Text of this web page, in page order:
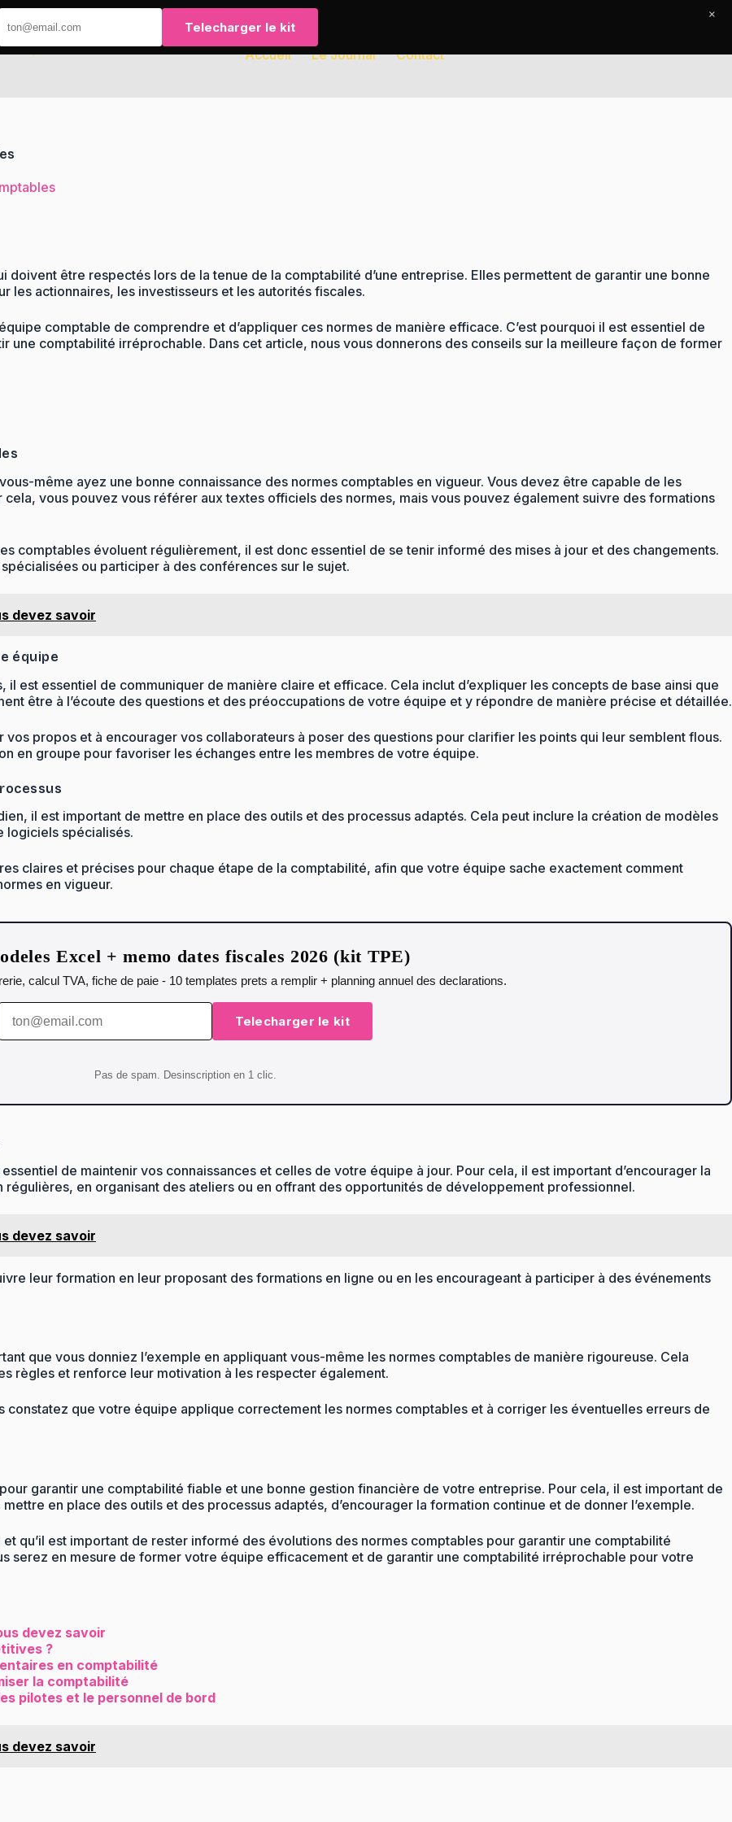
Accueil Le Journal Contact
être respectés lors de la tenue de la comptabilité d’une entreprise. Elles permettent de garantir une bonne
actionnaires, les investisseurs et les autorités fiscales.
comptable de comprendre et d’appliquer ces normes de manière efficace. C’est pourquoi il est essentiel de
comptabilité irréprochable. Dans cet article, nous vous donnerons des conseils sur la meilleure façon de former
même ayez une bonne connaissance des normes comptables en vigueur. Vous devez être capable de les
vous pouvez vous référer aux textes officiels des normes, mais vous pouvez également suivre des formations
comptables évoluent régulièrement, il est donc essentiel de se tenir informé des mises à jour et des changements.
ou participer à des conférences sur le sujet.
devez savoir
équipe
est essentiel de communiquer de manière claire et efficace. Cela inclut d’expliquer les concepts de base ainsi que
être à l’écoute des questions et des préoccupations de votre équipe et y répondre de manière précise et détaillée.
propos et à encourager vos collaborateurs à poser des questions pour clarifier les points qui leur semblent flous.
en groupe pour favoriser les échanges entre les membres de votre équipe.
il est important de mettre en place des outils et des processus adaptés. Cela peut inclure la création de modèles
logiciels spécialisés.
claires et précises pour chaque étape de la comptabilité, afin que votre équipe sache exactement comment
en vigueur.
Excel + memo dates fiscales 2026 (kit TPE)
calcul TVA, fiche de paie - 10 templates prets a remplir + planning annuel des declarations.
Telecharger le kit
Pas de spam. Desinscription en 1 clic.
de maintenir vos connaissances et celles de votre équipe à jour. Pour cela, il est important d’encourager la
en organisant des ateliers ou en offrant des opportunités de développement professionnel.
devez savoir
leur formation en leur proposant des formations en ligne ou en les encourageant à participer à des événements
que vous donniez l’exemple en appliquant vous-même les normes comptables de manière rigoureuse. Cela
règles et renforce leur motivation à les respecter également.
constatez que votre équipe applique correctement les normes comptables et à corriger les éventuelles erreurs de
garantir une comptabilité fiable et une bonne gestion financière de votre entreprise. Pour cela, il est important de
en place des outils et des processus adaptés, d’encourager la formation continue et de donner l’exemple.
qu’il est important de rester informé des évolutions des normes comptables pour garantir une comptabilité
serez en mesure de former votre équipe efficacement et de garantir une comptabilité irréprochable pour votre
devez savoir
?
en comptabilité
la comptabilité
pilotes et le personnel de bord
devez savoir
Telecharger le kit
×